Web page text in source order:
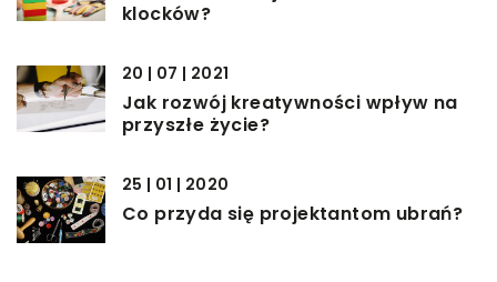
klocków?
20 | 07 | 2021
Jak rozwój kreatywności wpływ na
przyszłe życie?
25 | 01 | 2020
Co przyda się projektantom ubrań?